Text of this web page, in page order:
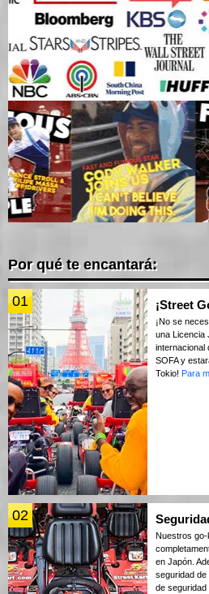
Por qué te encantará:
01 ¡Street
¡No se
una Licencia
internacional
SOFA y
Tokio! Para
02
Nuestros
en Japón.
seguridad de
de seguridad